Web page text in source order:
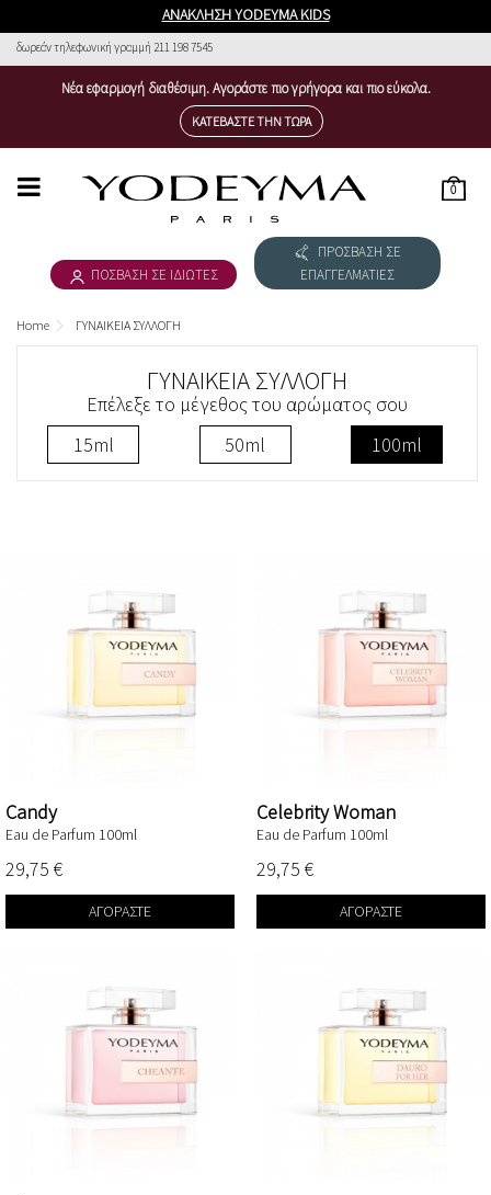
ΑΝΑΚΛΗΣΗ YODEYMA KIDS
δωρεάν τηλεφωνική γραμμή 211 198 7545
Νέα εφαρμογή διαθέσιμη. Αγοράστε πιο γρήγορα και πιο εύκολα.
ΚΑΤΕΒΆΣΤΕ ΤΗΝ ΤΏΡΑ
0
ΠΟΣΒΑΣΗ ΣΕ ΙΔΙΩΤΕΣ
ΠΡΟΣΒΑΣΗ ΣΕ
ΕΠΑΓΓΕΛΜΑΤΙΕΣ
ΓΥΝΑΙΚΕΙΑ ΣΥΛΛΟΓΗ
THE NICHE COLLECTION
Home ΓΥΝΑΙΚΕΙΑ ΣΥΛΛΟΓΗ
Candy
Eau de Parfum 100ml
29,75 €
ΑΓΟΡΆΣΤΕ
Celebrity Woman
Eau de Parfum 100ml
29,75 €
ΑΓΟΡΆΣΤΕ
ΓΥΝΑΙΚΕΙΑ ΣΥΛΛΟΓΗ
Επέλεξε το μέγεθος του αρώματος σου
15ml
50ml 100ml